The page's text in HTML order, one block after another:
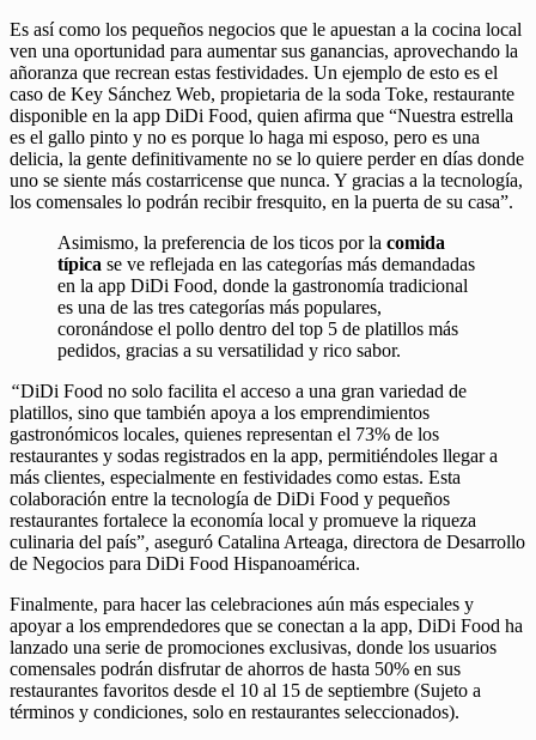
Es así como los pequeños negocios que le apuestan a la cocina local
ven una oportunidad para aumentar sus ganancias, aprovechando la
añoranza que recrean estas festividades. Un ejemplo de esto es el
caso de Key Sánchez Web, propietaria de la soda Toke, restaurante
disponible en la app DiDi Food, quien afirma que “Nuestra estrella
es el gallo pinto y no es porque lo haga mi esposo, pero es una
delicia, la gente definitivamente no se lo quiere perder en días donde
uno se siente más costarricense que nunca. Y gracias a la tecnología,
los comensales lo podrán recibir fresquito, en la puerta de su casa”.
Asimismo, la preferencia de los ticos por la comida
típica se ve reflejada en las categorías más demandadas
en la app DiDi Food, donde la gastronomía tradicional
es una de las tres categorías más populares,
coronándose el pollo dentro del top 5 de platillos más
pedidos, gracias a su versatilidad y rico sabor.
“DiDi Food no solo facilita el acceso a una gran variedad de
platillos, sino que también apoya a los emprendimientos
gastronómicos locales, quienes representan el 73% de los
restaurantes y sodas registrados en la app, permitiéndoles llegar a
más clientes, especialmente en festividades como estas. Esta
colaboración entre la tecnología de DiDi Food y pequeños
restaurantes fortalece la economía local y promueve la riqueza
culinaria del país” aseguró Catalina Arteaga, directora de Desarrollo
de Negocios para DiDi Food Hispanoamérica.
Finalmente, para hacer las celebraciones aún más especiales y
apoyar a los emprendedores que se conectan a la app, DiDi Food ha
lanzado una serie de promociones exclusivas, donde los usuarios
comensales podrán disfrutar de ahorros de hasta 50% en sus
restaurantes favoritos desde el 10 al 15 de septiembre (Sujeto a
términos y condiciones, solo en restaurantes seleccionados).